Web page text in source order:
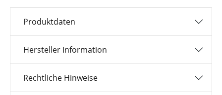
Produktdaten
Hersteller Information
Rechtliche Hinweise